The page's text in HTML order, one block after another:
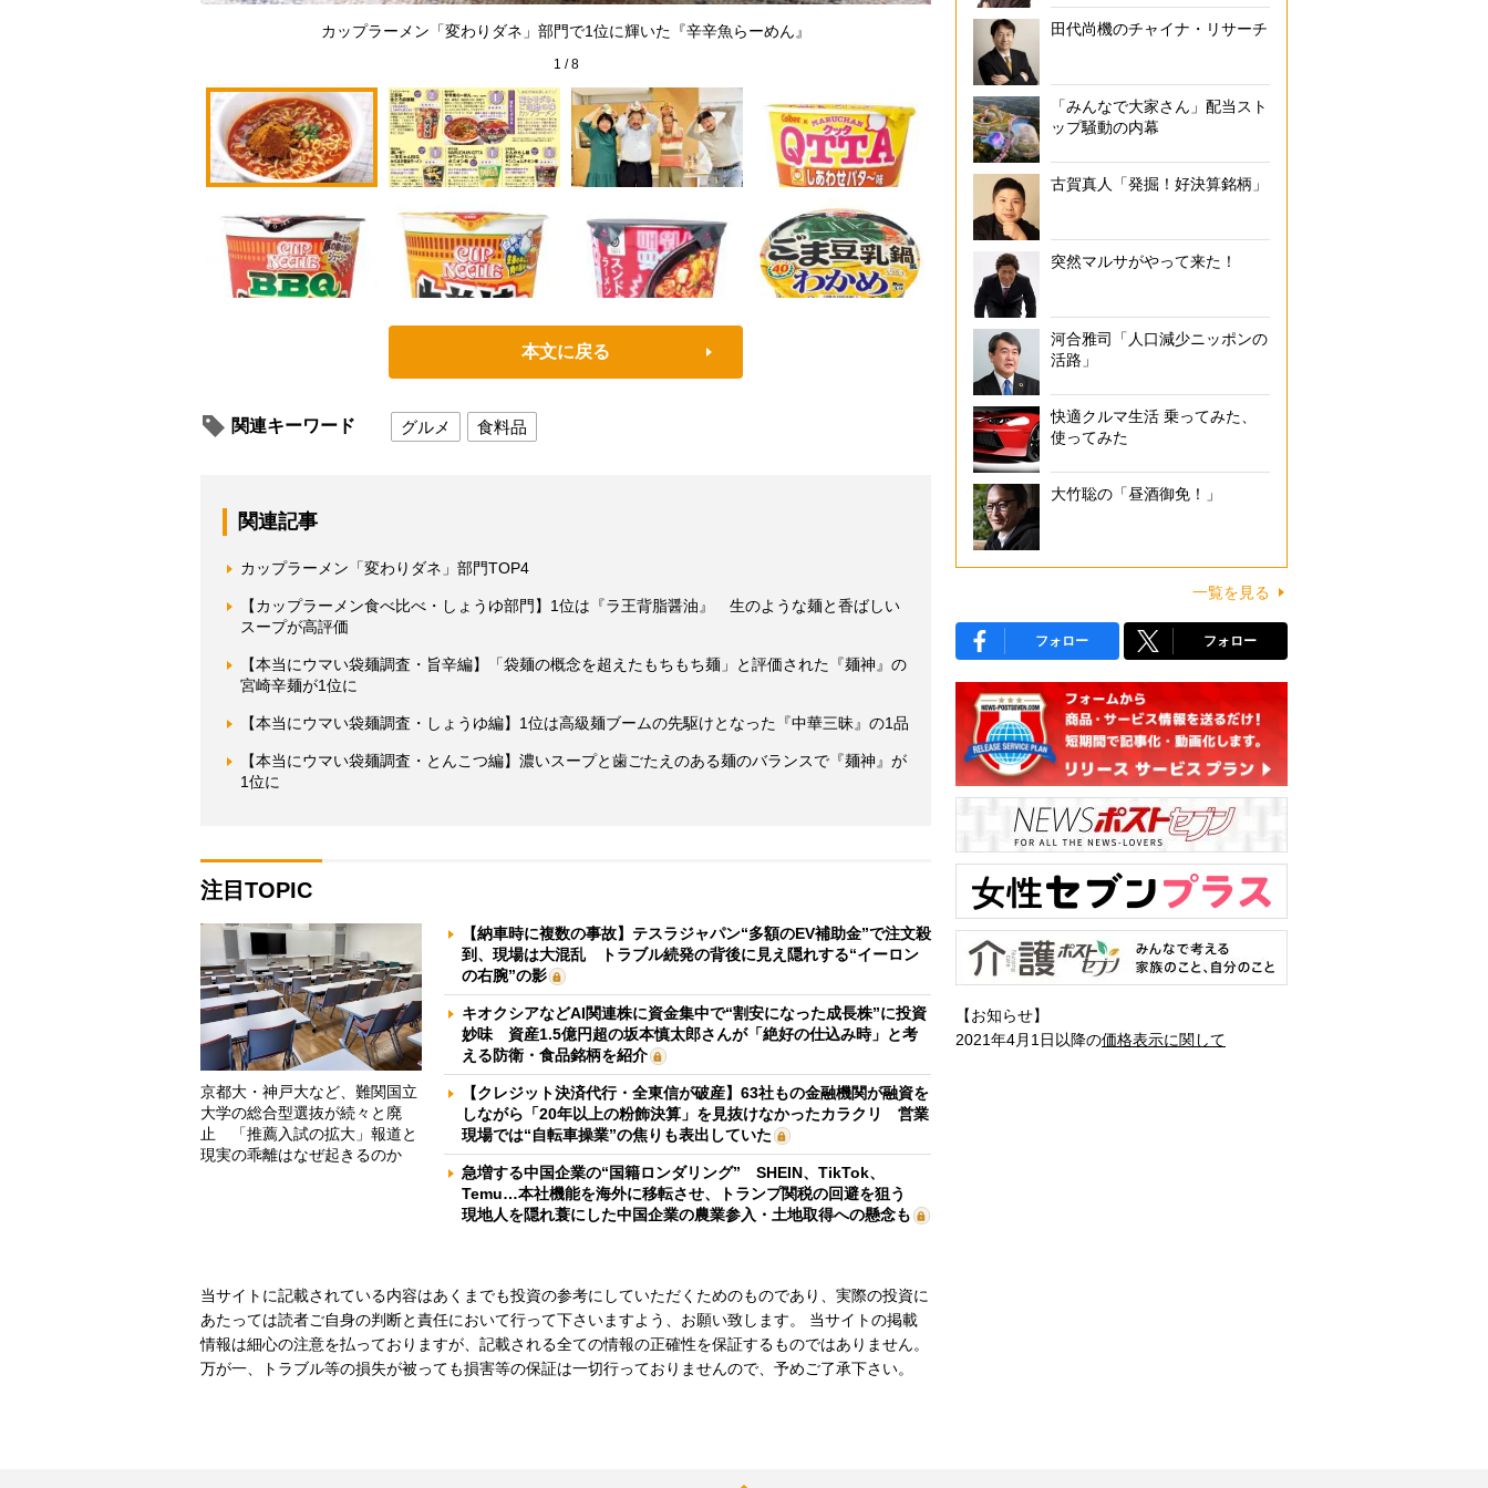
カップラーメン「変わりダネ」部門で1位に輝いた『辛辛魚らーめん』 カップラーメン「変わりダネ」部門TOP4
1 /8
本文に戻る
関連キーワード グルメ 食料品
関連記事
カップラーメン「変わりダネ」部門TOP4
【カップラーメン食べ比べ・しょうゆ部門】1位は『ラ王背脂醤油』 生のような麺と香ばしい
スープが高評価
【本当にウマい袋麺調査・旨辛編】「袋麺の概念を超えたもちもち麺」と評価された『麺神』の
宮崎辛麺が1位に
【本当にウマい袋麺調査・しょうゆ編】1位は高級麺ブームの先駆けとなった『中華三昧』の1品
【本当にウマい袋麺調査・とんこつ編】濃いスープと歯ごたえのある麺のバランスで『麺神』が
1位に
注目TOPIC
京都大・神戸大など、難関国立
大学の総合型選抜が続々と廃
止 「推薦入試の拡大」報道と
現実の乖離はなぜ起きるのか
【納車時に複数の事故】テスラジャパン“多額のEV補助金”で注文殺
到、現場は大混乱 トラブル続発の背後に見え隠れする“イーロン
の右腕”の影
キオクシアなどAI関連株に資金集中で“割安になった成長株”に投資
妙味 資産1.5億円超の坂本慎太郎さんが「絶好の仕込み時」と考
える防衛・食品銘柄を紹介
【クレジット決済代行・全東信が破産】63社もの金融機関が融資を
しながら「20年以上の粉飾決算」を見抜けなかったカラクリ 営業
現場では“自転車操業”の焦りも表出していた
急増する中国企業の“国籍ロンダリング” SHEIN、TikTok、
Temu…本社機能を海外に移転させ、トランプ関税の回避を狙う
現地人を隠れ蓑にした中国企業の農業参入・土地取得への懸念も
当サイトに記載されている内容はあくまでも投資の参考にしていただくためのものであり、実際の投資に
あたっては読者ご自身の判断と責任において行って下さいますよう、お願い致します。 当サイトの掲載
情報は細心の注意を払っておりますが、記載される全ての情報の正確性を保証するものではありません。
万が一、トラブル等の損失が被っても損害等の保証は一切行っておりませんので、予めご了承下さい。
田代尚機のチャイナ・リサーチ
「みんなで大家さん」配当スト
ップ騒動の内幕
古賀真人「発掘！好決算銘柄」
突然マルサがやって来た！
河合雅司「人口減少ニッポンの
活路」
快適クルマ生活 乗ってみた、
使ってみた
大竹聡の「昼酒御免！」
一覧を見る
フォロー フォロー
【お知らせ】
2021年4月1日以降の価格表示に関して